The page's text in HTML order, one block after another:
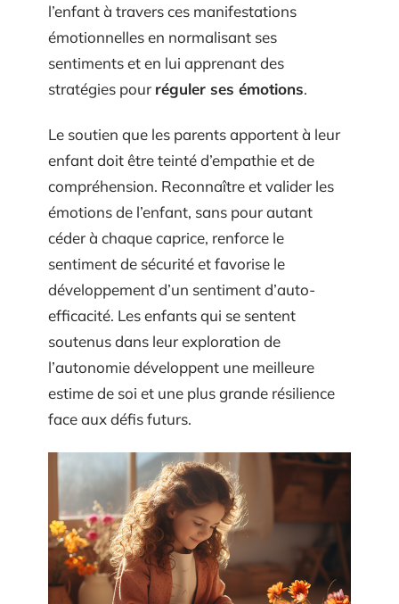
l’enfant à travers ces manifestations
émotionnelles en normalisant ses
sentiments et en lui apprenant des
stratégies pour réguler ses émotions.
Le soutien que les parents apportent à leur
enfant doit être teinté d’empathie et de
compréhension. Reconnaître et valider les
émotions de l’enfant, sans pour autant
céder à chaque caprice, renforce le
sentiment de sécurité et favorise le
développement d’un sentiment d’auto-
efficacité. Les enfants qui se sentent
soutenus dans leur exploration de
l’autonomie développent une meilleure
estime de soi et une plus grande résilience
face aux défis futurs.